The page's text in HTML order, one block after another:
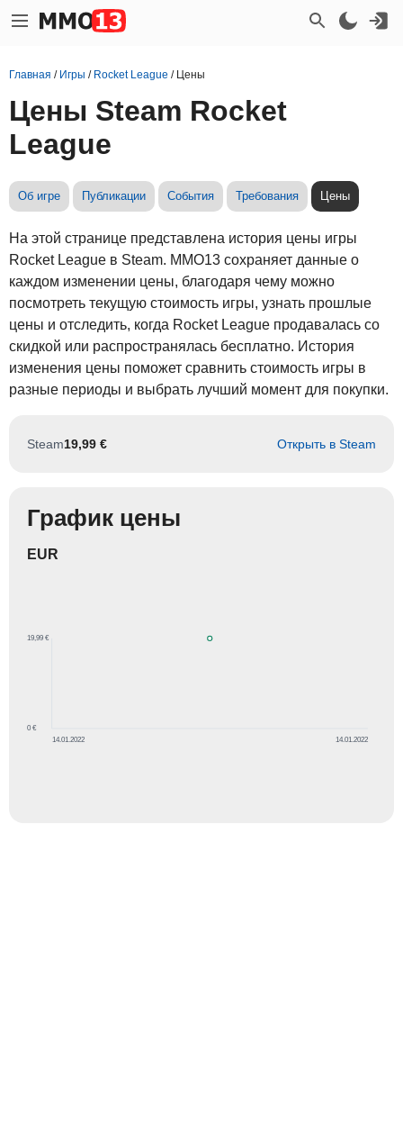
Главная / Игры / Rocket League / Цены
Цены Steam Rocket
League
Об игре Публикации События Требования Цены
На этой странице представлена история цены игры
Rocket League в Steam. MMO13 сохраняет данные о
каждом изменении цены, благодаря чему можно
посмотреть текущую стоимость игры, узнать прошлые
цены и отследить, когда Rocket League продавалась со
скидкой или распространялась бесплатно. История
изменения цены поможет сравнить стоимость игры в
разные периоды и выбрать лучший момент для покупки.
Steam19,99 € Открыть в Steam
График цены
EUR
19,99 €
0 €
14.01.2022 14.01.2022